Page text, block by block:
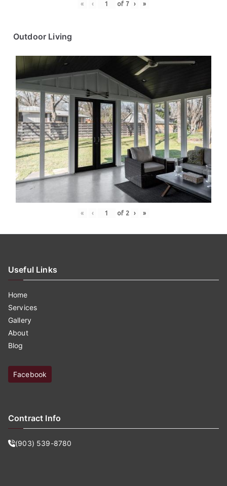
« ‹ of 7 › »
Outdoor Living
« ‹ of 2 › »
Useful Links
Home
Services
Gallery
About
Blog
Facebook
Contract Info
(903) 539-8780